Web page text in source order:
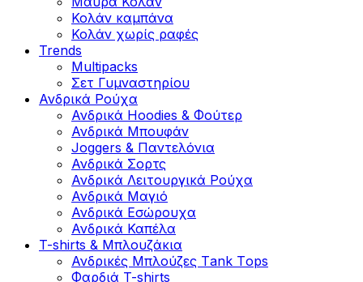
Κολάν καμπάνα
Κολάν χωρίς ραφές
Trends
Multipacks
Σετ Γυμναστηρίου
Ανδρικά Ρούχα
Ανδρικά Hoodies & Φούτερ
Ανδρικά Μπουφάν
Joggers & Παντελόνια
Ανδρικά Σορτς
Ανδρικά Λειτουργικά Ρούχα
Ανδρικά Μαγιό
Ανδρικά Εσώρουχα
Ανδρικά Καπέλα
T-shirts & Μπλουζάκια
Ανδρικές Mπλούζες Τank Τops
Φαρδιά T-shirts